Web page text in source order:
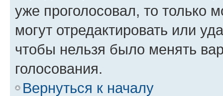
уже проголосовал, то только
могут отредактировать или
чтобы нельзя было менять
голосования.
Вернуться к началу